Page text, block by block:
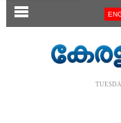
SECTIONS